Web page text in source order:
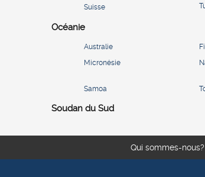
Suisse
Océanie
Australie
Micronésie
Samoa
Soudan du Sud
Qui sommes-nous?